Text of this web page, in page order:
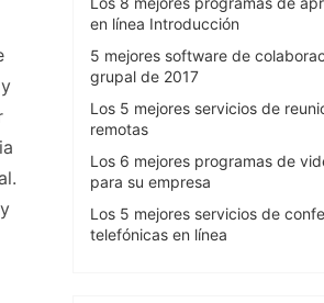
en línea Introducción
5 mejores software de
grupal de 2017
Los 5 mejores servicios de
remotas
Los 6 mejores programas de
para su empresa
Los 5 mejores servicios de
telefónicas en línea